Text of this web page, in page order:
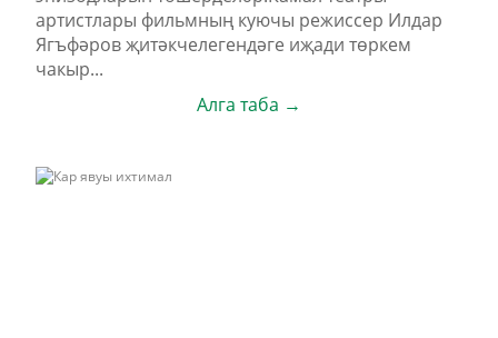
артистлары фильмның куючы режиссер Илдар
Ягъфәров җитәкчелегендәге иҗади төркем
чакыр...
Алга таба →